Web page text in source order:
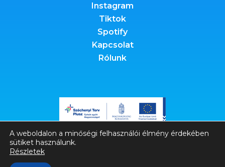
Instagram
Tiktok
Spotify
Kapcsolat
Rólunk
A weboldalon a minőségi felhasználói élmény érdekében
sütiket használunk.
Részletek